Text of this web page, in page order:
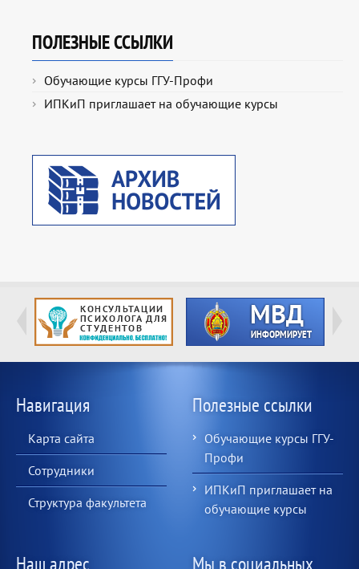
ПОЛЕЗНЫЕ ССЫЛКИ
Обучающие курсы ГГУ-Профи
ИПКиП приглашает на обучающие курсы
Навигация
Карта сайта
Сотрудники
Структура факультета
Полезные ссылки
Обучающие курсы ГГУ-
Профи
ИПКиП приглашает на
обучающие курсы